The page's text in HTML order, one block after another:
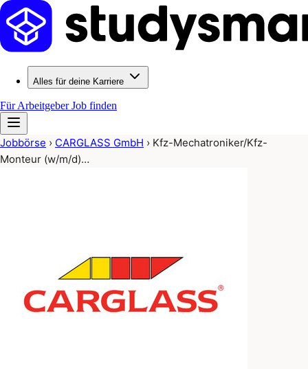
Alles für deine Karriere
Für ArbeitgeberJob finden
Jobbörse › CARGLASS GmbH › Kfz-Mechatroniker/Kfz-
Monteur (w/m/d)…